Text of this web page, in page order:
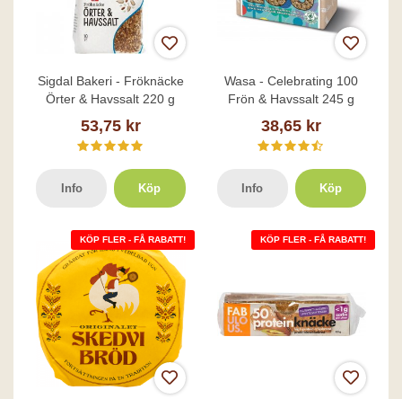
Sigdal Bakeri - Fröknäcke
Örter & Havssalt 220 g
53,75 kr
Info Köp
Wasa - Celebrating 100
Frön & Havssalt 245 g
38,65 kr
Info Köp
KÖP FLER - FÅ RABATT! KÖP FLER - FÅ RABATT!